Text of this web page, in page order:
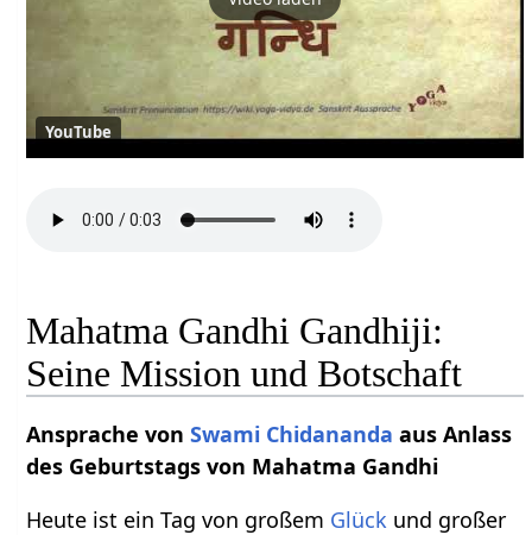
YouTube
Mahatma Gandhi Gandhiji:
Seine Mission und Botschaft
Ansprache vonSwami Chidananda aus Anlass
des Geburtstags von Mahatma Gandhi
Heute ist ein Tag von großem Glück und großer